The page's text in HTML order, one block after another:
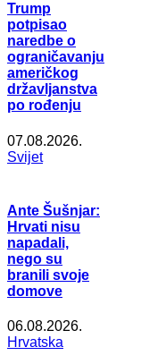
Trump
potpisao
naredbe o
ograničavanju
američkog
državljanstva
po rođenju
07.08.2026.
Svijet
Ante Šušnjar:
Hrvati nisu
napadali,
nego su
branili svoje
domove
06.08.2026.
Hrvatska